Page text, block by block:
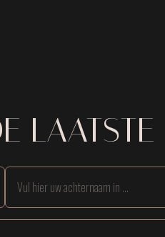
LAATSTE